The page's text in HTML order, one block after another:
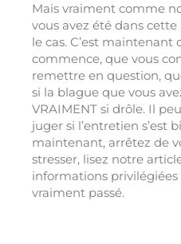
Mais vraiment comme
vous avez été dans cette
le cas. C’est maintenant
commence, que vous
remettre en question,
si la blague que vous
VRAIMENT si drôle. Il
juger si l’entretien s’est
maintenant, arrêtez de
stresser, lisez notre
informations privilégiées
vraiment passé.